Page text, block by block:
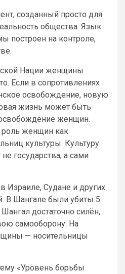
созданный просто для
общества. Язык
построен на контроле,
Нации женщины
Если в сопротивлениях
освобождение, новую
жизнь может быть
женщин.
женщин как
культуры. Культуру
государства, а сами
Израиле, Судане и других
В Шангале были убиты 5
достаточно силён,
самооборону. На
— носительницы
«Уровень борьбы